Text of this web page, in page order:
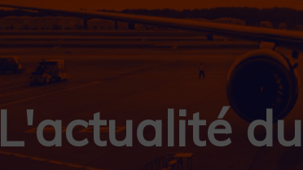
L'actualité